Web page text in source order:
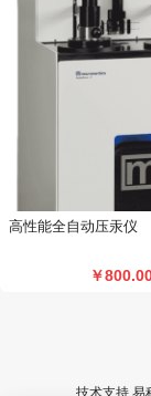
高性能全自动压汞仪
￥
技术支持 易